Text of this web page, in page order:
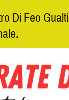
Di Feo